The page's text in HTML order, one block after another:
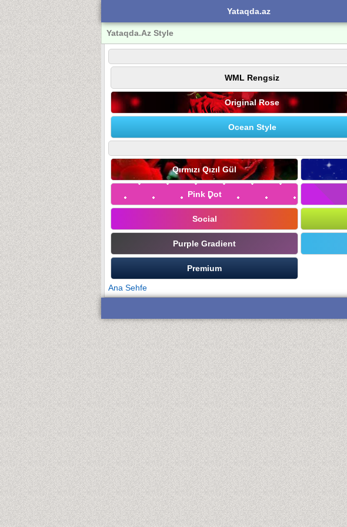
Yataqda.az
Yataqda.Az Style
WML Rengsiz
Original Rose
Ocean Style
Qırmızı Qızıl Gül
Pink Dot
Social
Purple Gradient
Premium
Ana Sehfe